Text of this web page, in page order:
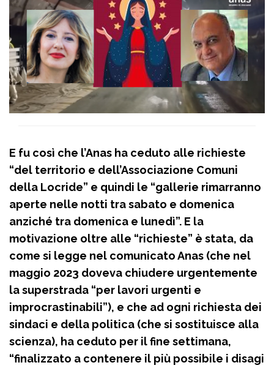
E fu così che l’Anas ha ceduto alle richieste
“del territorio e dell’Associazione Comuni
della Locride” e quindi le “gallerie rimarranno
aperte nelle notti tra sabato e domenica
anziché tra domenica e lunedì”. E la
motivazione oltre alle “richieste” è stata, da
come si legge nel comunicato Anas (che nel
maggio 2023 doveva chiudere urgentemente
la superstrada “per lavori urgenti e
improcrastinabili”), e che ad ogni richiesta dei
sindaci e della politica (che si sostituisce alla
scienza), ha ceduto per il fine settimana,
“finalizzato a contenere il più possibile i disagi